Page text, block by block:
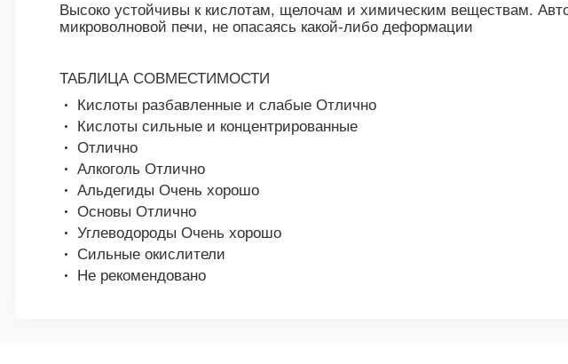
Высоко устойчивы к кислотам, щелочам и химическим веществам.
микроволновой печи, не опасаясь какой-либо деформации
ТАБЛИЦА СОВМЕСТИМОСТИ
Кислоты разбавленные и слабые Отлично
Кислоты сильные и концентрированные
Отлично
Алкоголь Отлично
Альдегиды Очень хорошо
Основы Отлично
Углеводороды Очень хорошо
Сильные окислители
Не рекомендовано